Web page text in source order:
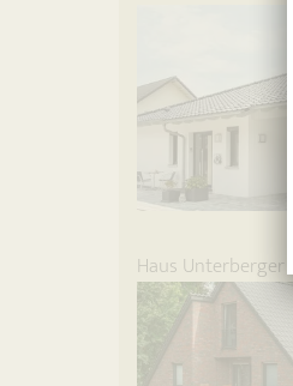
Haus Unterberger